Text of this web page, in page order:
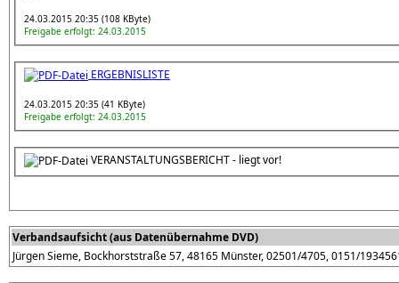
24.03.2015 20:35 (108 KByte)
Freigabe erfolgt: 24.03.2015
ERGEBNISLISTE
24.03.2015 20:35 (41 KByte)
Freigabe erfolgt: 24.03.2015
VERANSTALTUNGSBERICHT - liegt vor!
Verbandsaufsicht (aus Datenübernahme DVD)
Jürgen Sieme, Bockhorststraße 57, 48165 Münster, 02501/4705, 0151/